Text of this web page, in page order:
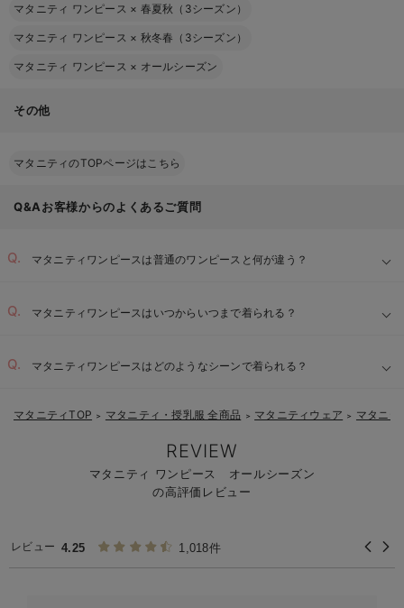
マタニティ ワンピース × 春夏秋（3シーズン）
マタニティ ワンピース × 秋冬春（3シーズン）
マタニティ ワンピース × オールシーズン
その他
マタニティのTOPページはこちら
Q&Aお客様からのよくあるご質問
マタニティワンピースは普通のワンピースと何が違う？
マタニティワンピースはいつからいつまで着られる？
マタニティワンピースはどのようなシーンで着られる？
マタニティTOP ＞ マタニティ・授乳服 全商品 ＞ マタニティウェア ＞ マタニテ
REVIEW
マタニティ ワンピース オールシーズン
の高評価レビュー
レビュー 4.25 1,018件